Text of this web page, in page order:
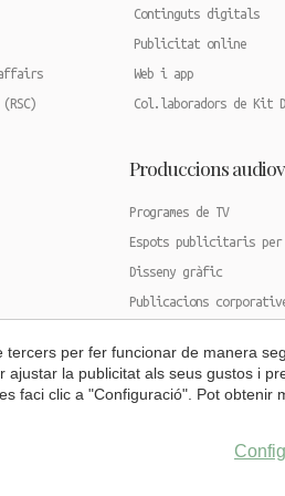
Continguts digitals
Publicitat online
Web i app
Col.laboradors de Kit
Produccions
Programes de TV
Espots publicitaris
Disseny gràfic
Publicacions
Cobertura 360º
tercers per fer funcionar de manera
ajustar la publicitat als seus gustos i
faci clic a "Configuració". Pot obtenir